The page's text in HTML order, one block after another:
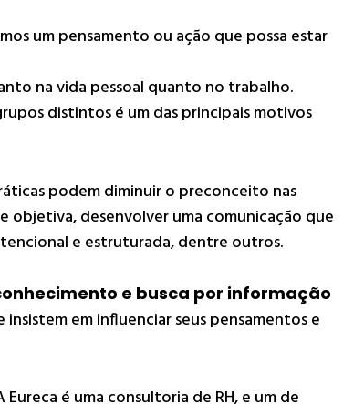
um pensamento ou ação que possa estar
na vida pessoal quanto no trabalho.
distintos é um das principais motivos
podem diminuir o preconceito nas
desenvolver uma comunicação que
e estruturada, dentre outros.
e busca por informação
em influenciar seus pensamentos e
Eureca é uma consultoria de RH, e um de